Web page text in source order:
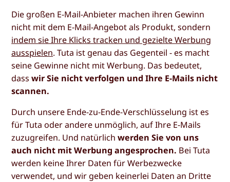
Die großen E-Mail-Anbieter machen ihren Gewinn
nicht mit dem E-Mail-Angebot als Produkt, sondern
indem sie Ihre Klicks tracken und gezielte Werbung
ausspielen. Tuta ist genau das Gegenteil - es macht
seine Gewinne nicht mit Werbung. Das bedeutet,
dasswir Sie nicht verfolgen und Ihre E-Mails nicht
scannen.
Durch unsere Ende-zu-Ende-Verschlüsselung ist es
für Tuta oder andere unmöglich, auf Ihre E-Mails
zuzugreifen. Und natürlichwerden Sie von uns
auch nicht mit Werbung angesprochen. Bei Tuta
werden keine Ihrer Daten für Werbezwecke
verwendet, und wir geben keinerlei Daten an Dritte